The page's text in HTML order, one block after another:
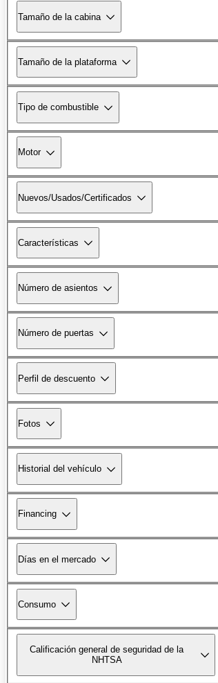
Tamaño de la cabina
Tamaño de la plataforma
Tipo de combustible
Motor
Nuevos/Usados/Certificados
Características
Número de asientos
Número de puertas
Perfil de descuento
Fotos
Historial del vehículo
Financing
Días en el mercado
Consumo
Calificación general de seguridad de la
NHTSA